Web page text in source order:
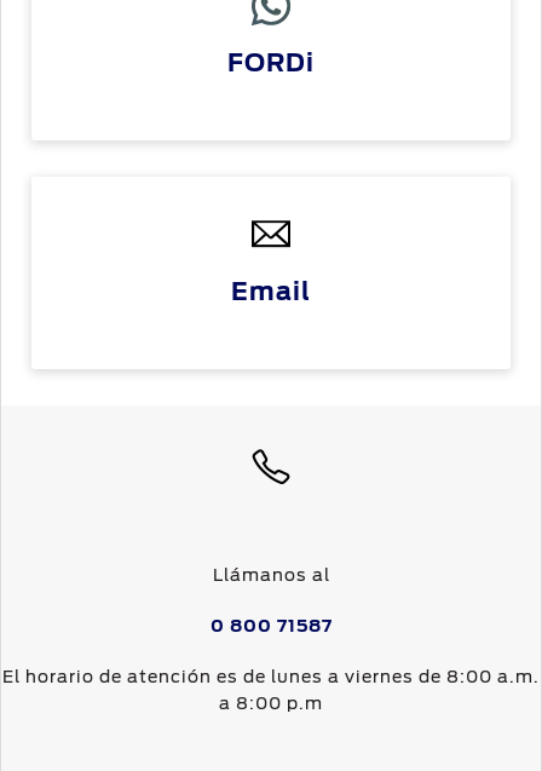
FORDi
Email
Llámanos al
0 800 71587
El horario de atención es de lunes a viernes de 8:00 a.m.
a 8:00 p.m